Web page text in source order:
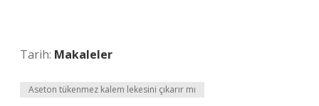
Tarih: Makaleler
Aseton tükenmez kalem lekesini çıkarır mı